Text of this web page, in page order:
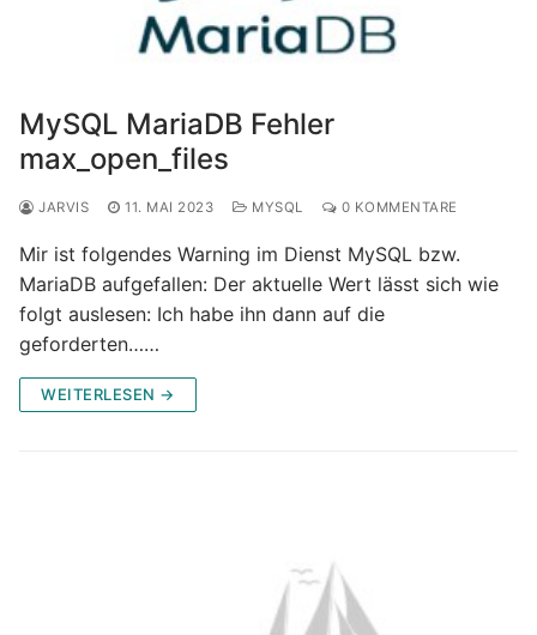
MySQL MariaDB Fehler
max_open_files
JARVIS 11. MAI 2023 MYSQL 0 KOMMENTARE
Mir ist folgendes Warning im Dienst MySQL bzw.
MariaDB aufgefallen: Der aktuelle Wert lässt sich wie
folgt auslesen: Ich habe ihn dann auf die
geforderten……
WEITERLESEN →